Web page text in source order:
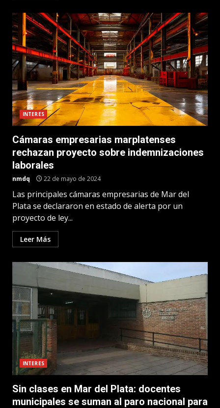
INTERES
Cámaras empresarias marplatenses
rechazan proyecto sobre indemnizaciones
laborales
nmdq 22 de mayo de 2024
Las principales cámaras empresarias de Mar del
Plata se declararon en estado de alerta por un
proyecto de ley...
Leer Más
INTERES
Sin clases en Mar del Plata: docentes
municipales se suman al paro nacional para